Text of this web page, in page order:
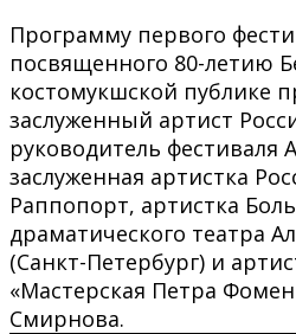
Программу первого
посвященного 80-летию
костомукшской публике
заслуженный артист
руководитель фестиваля
заслуженная артистка
Раппопорт, артистка
драматического театра
(Санкт-Петербург) и
«Мастерская Петра
Смирнова.